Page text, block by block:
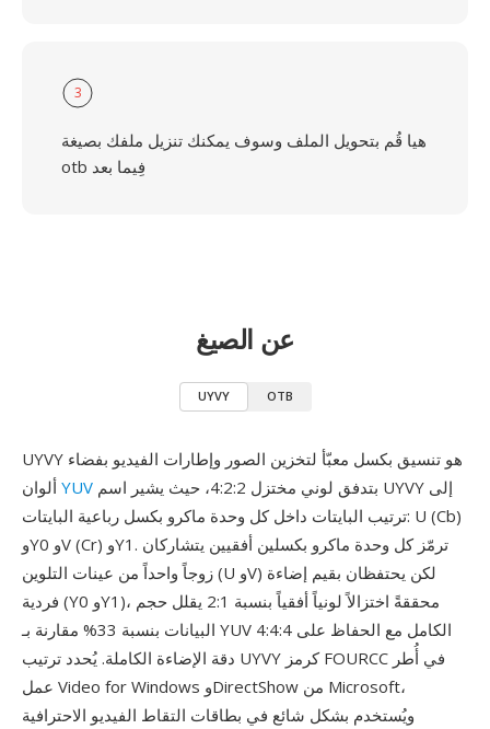
3
هيا قُم بتحويل الملف وسوف يمكنك تنزيل ملفك بصيغة
otb فِيما بعد
عن الصيغ
UYVY OTB
UYVY هو تنسيق بكسل معبّأ لتخزين الصور وإطارات الفيديو بفضاء
YUV
ترتيب البايتات داخل كل وحدة ماكرو بكسل رباعية البايتات: U (Cb)
وY0 وV (Cr) وY1. ترمّز كل وحدة ماكرو بكسلين أفقيين يتشاركان
زوجاً واحداً من عينات التلوين (U وV) لكن يحتفظان بقيم إضاءة
فردية (Y0 وY1)، محققةً اختزالاً لونياً أفقياً بنسبة 2:1 يقلل حجم
البيانات بنسبة 33% مقارنة بـ YUV 4:4:4 الكامل مع الحفاظ على
دقة الإضاءة الكاملة. يُحدد ترتيب UYVY كرمز FOURCC في أُطر
عمل Video for Windows وDirectShow من Microsoft،
ويُستخدم بشكل شائع في بطاقات التقاط الفيديو الاحترافية